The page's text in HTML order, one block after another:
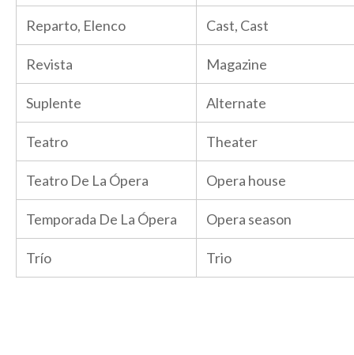
Reparto, Elenco Cast, Cast
Revista Magazine
Suplente Alternate
Teatro Theater
Teatro De La Ópera Opera house
Temporada De La Ópera Opera season
Trío Trio